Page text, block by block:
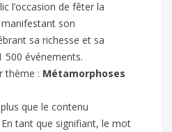
l’occasion de fêter la
son
sa richesse et sa
500 événements.
thème : Métamorphoses
que le contenu
tant que signifiant, le mot